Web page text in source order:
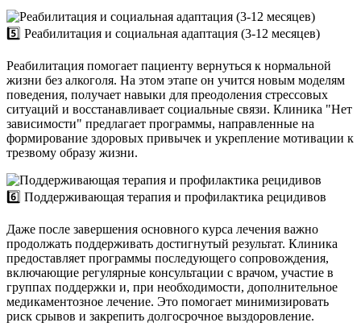
5️⃣ Реабилитация и социальная адаптация (3-12 месяцев)
Реабилитация помогает пациенту вернуться к нормальной
жизни без алкоголя. На этом этапе он учится новым моделям
поведения, получает навыки для преодоления стрессовых
ситуаций и восстанавливает социальные связи. Клиника "Нет
зависимости" предлагает программы, направленные на
формирование здоровых привычек и укрепление мотивации к
трезвому образу жизни.
6️⃣ Поддерживающая терапия и профилактика рецидивов
Даже после завершения основного курса лечения важно
продолжать поддерживать достигнутый результат. Клиника
предоставляет программы последующего сопровождения,
включающие регулярные консультации с врачом, участие в
группах поддержки и, при необходимости, дополнительное
медикаментозное лечение. Это помогает минимизировать
риск срывов и закрепить долгосрочное выздоровление.